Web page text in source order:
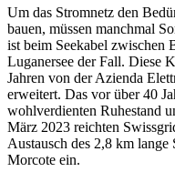
Um das Stromnetz den
bauen, müssen manchmal
ist beim Seekabel zwischen
Luganersee der Fall. Diese
Jahren von der Azienda
erweitert. Das vor über 40
wohlverdienten Ruhestand
März 2023 reichten
Austausch des 2,8 km
Morcote ein.